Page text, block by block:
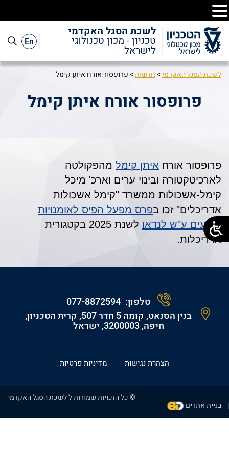
לשכת הסגל האקדמי
טכניון - מכון טכנולוגי
לישראל
En
לשכת הסגל האקדמי>חדשות>פרופסור אורח איתן קימל
פרופסור אורח איתן קימל
פרופסור אורח איתן קימל מהפקולטה
לארכיטקטורה ובינוי ערים וארכ' מיכל
קימל-אשכולות ממשרד "קימל אשכולות
אדריכלים" זכו בפרס מפעל הפיס לאומנויות
ומדעים ע"ש לנדאו
לשנת 2025 בקטגורית
אדריכלות.
טלפון: 077-8872594
בנין הסנאט, קומה 5 חדר 507, קרית הטכניון,
חיפה, 3200003, ישראל
הצהרת נגישות מדיניות פרטיות
© כל הזכויות שמורות ל לשכת הסגל האקדמי
בניית אתרים